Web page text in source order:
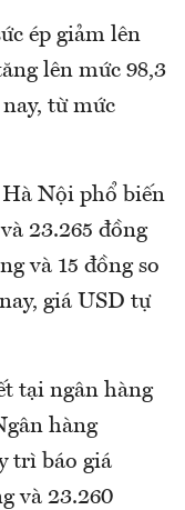
ép giảm lên
lên mức 98,3
từ mức
Nội phổ biến
23.265 đồng
và 15 đồng so
giá USD tự
tại ngân hàng
hàng
trì báo giá
và 23.260